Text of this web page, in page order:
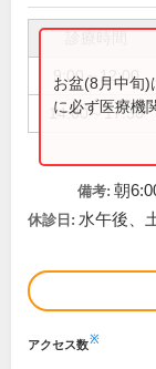
9:00～12:00
14:00～17:30
お盆(8月中旬)
に必ず医療機
備考: 朝
休診日: 水午後、
アクセス数※